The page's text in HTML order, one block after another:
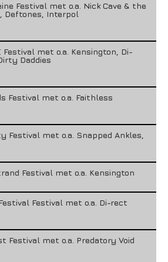
Festival met o.a. Nick Cave & the
Deftones, Interpol
Festival met o.a. Kensington, Di-
Daddies
Festival met o.a. Faithless
Festival met o.a. Snapped Ankles,
Festival met o.a. Kensington
Festival met o.a. Di-rect
Festival met o.a. Predatory Void